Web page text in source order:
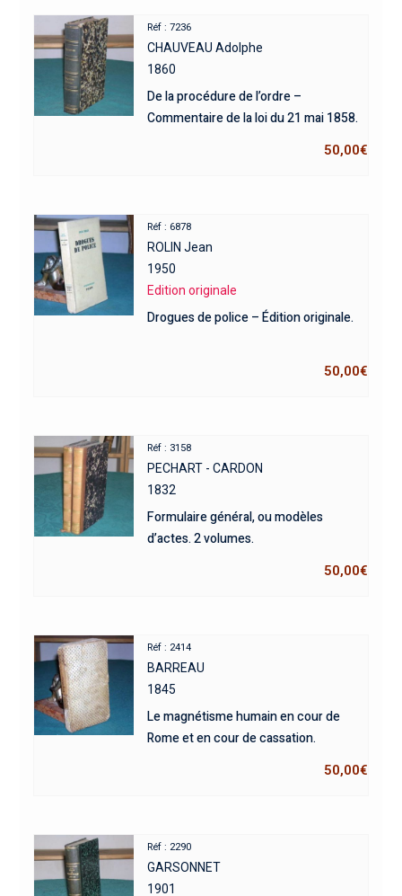
Réf : 7236
CHAUVEAU Adolphe
1860
De la procédure de l’ordre –
Commentaire de la loi du 21 mai 1858.
50,00€
Réf : 6878
ROLIN Jean
1950
Edition originale
Drogues de police – Édition originale.
50,00€
Réf : 3158
PECHART - CARDON
1832
Formulaire général, ou modèles
d’actes. 2 volumes.
50,00€
Réf : 2414
BARREAU
1845
Le magnétisme humain en cour de
Rome et en cour de cassation.
50,00€
Réf : 2290
GARSONNET
1901